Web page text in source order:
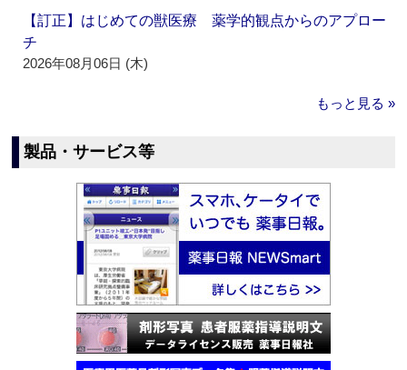
【訂正】はじめての獣医療 薬学的観点からのアプロー
チ
2026年08月06日 (木)
もっと見る »
製品・サービス等